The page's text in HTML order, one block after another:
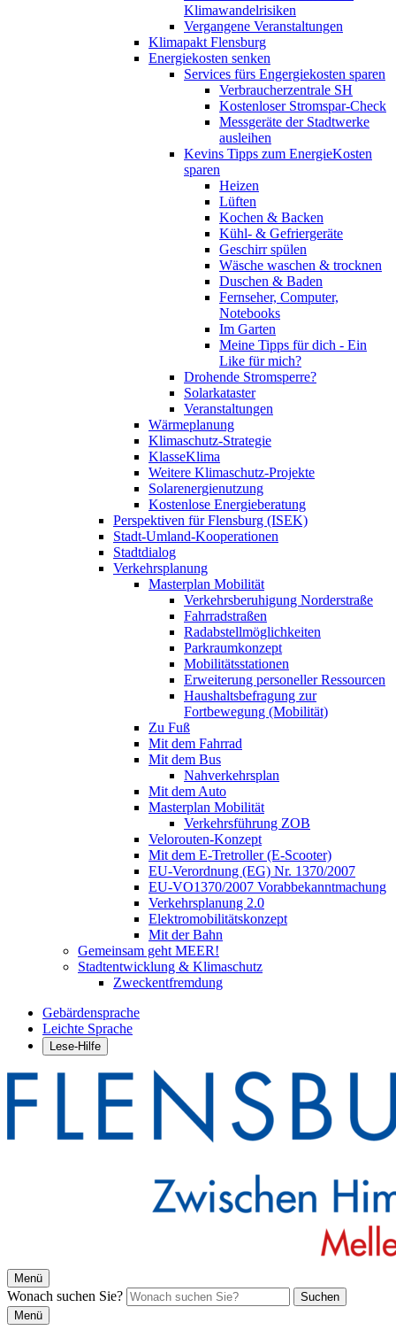
Klimawandelrisiken
Vergangene Veranstaltungen
Klimapakt Flensburg
Energiekosten senken
Services fürs Engergiekosten sparen
Verbraucherzentrale SH
Kostenloser Stromspar-Check
Messgeräte der Stadtwerke
ausleihen
Kevins Tipps zum EnergieKosten
sparen
Heizen
Lüften
Kochen & Backen
Kühl- & Gefriergeräte
Geschirr spülen
Wäsche waschen & trocknen
Duschen & Baden
Fernseher, Computer,
Notebooks
Im Garten
Meine Tipps für dich - Ein
Like für mich?
Drohende Stromsperre?
Solarkataster
Veranstaltungen
Wärmeplanung
Klimaschutz-Strategie
KlasseKlima
Weitere Klimaschutz-Projekte
Solarenergienutzung
Kostenlose Energieberatung
Perspektiven für Flensburg (ISEK)
Stadt-Umland-Kooperationen
Stadtdialog
Verkehrsplanung
Masterplan Mobilität
Verkehrsberuhigung Norderstraße
Fahrradstraßen
Radabstellmöglichkeiten
Parkraumkonzept
Mobilitätsstationen
Erweiterung personeller Ressourcen
Haushaltsbefragung zur
Fortbewegung (Mobilität)
Zu Fuß
Mit dem Fahrrad
Mit dem Bus
Nahverkehrsplan
Mit dem Auto
Masterplan Mobilität
Verkehrsführung ZOB
Velorouten-Konzept
Mit dem E-Tretroller (E-Scooter)
EU-Verordnung (EG) Nr. 1370/2007
EU-VO1370/2007 Vorabbekanntmachung
Verkehrsplanung 2.0
Elektromobilitätskonzept
Mit der Bahn
Gemeinsam geht MEER!
Stadtentwicklung & Klimaschutz
Zweckentfremdung
Gebärdensprache
Leichte Sprache
Lese-Hilfe
Menü
Wonach suchen Sie?
Suchen
Menü